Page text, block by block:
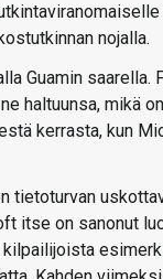
nojalla.
Guamin
haltuunsa, mikä
kerrasta, kun
itse on sanonut